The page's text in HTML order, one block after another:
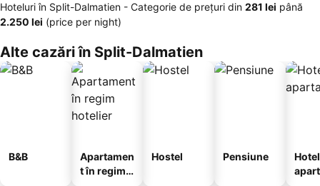
Hoteluri în Split-Dalmatien - Categorie de preţuri din ‎281 lei până
‎2.250 lei (price per night)
Alte cazări în Split-Dalmatien
B&B
Apartamen
t în regim
Hostel Pensiune